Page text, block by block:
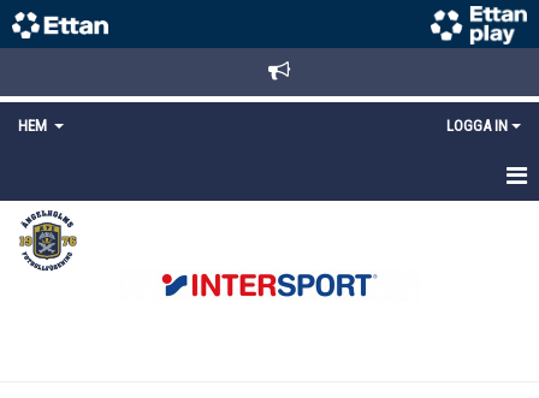
HEM LOGGA IN
STARTSIDA
NYHETER